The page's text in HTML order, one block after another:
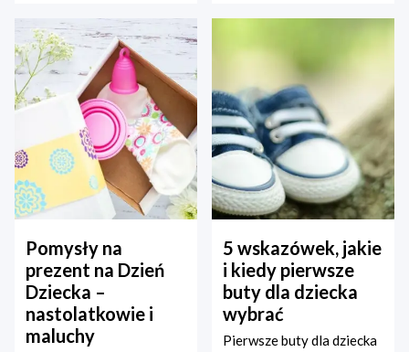
Pomysły na
prezent na Dzień
Dziecka –
nastolatkowie i
maluchy
5 wskazówek, jakie
i kiedy pierwsze
buty dla dziecka
wybrać
Pierwsze buty dla dziecka